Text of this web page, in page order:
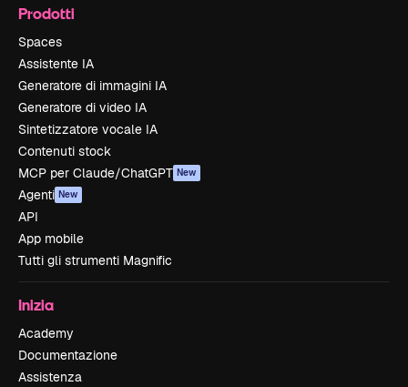
Prodotti
Spaces
Assistente IA
Generatore di immagini IA
Generatore di video IA
Sintetizzatore vocale IA
Contenuti stock
MCP per Claude/ChatGPT New
Agenti New
API
App mobile
Tutti gli strumenti Magnific
Inizia
Academy
Documentazione
Assistenza